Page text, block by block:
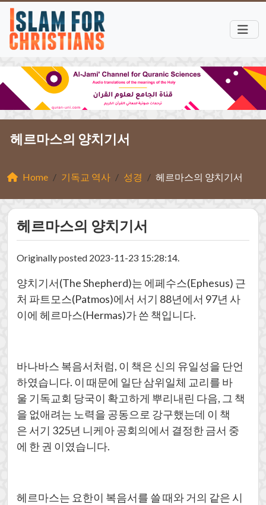
헤르마스의 양치기서
Home 기독교 역사 성경 헤르마스의 양치기서
헤르마스의 양치기서
Originally posted 2023-11-23 15:28:14.
양치기서(The Shepherd)는 에페수스(Ephesus) 근
처 파트모스(Patmos)에서 서기 88년에서 97년 사
이에 헤르마스(Hermas)가 쓴 책입니다.
바나바스 복음서처럼, 이 책은 신의 유일성을 단언
하였습니다. 이 때문에 일단 삼위일체 교리를 바
울 기독교회 당국이 확고하게 뿌리내린 다음, 그 책
을 없애려는 노력을 공동으로 강구했는데 이 책
은 서기 325년 니케아 공회의에서 결정한 금서 중
에 한 권 이였습니다.
헤르마스는 요한이 복음서를 쓸 때와 거의 같은 시